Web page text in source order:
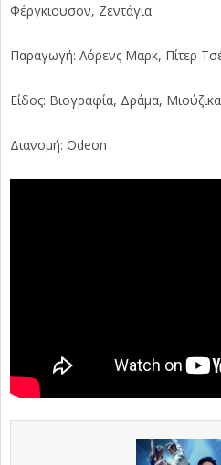
Φέργκιουσον, Ζεντάγια
Παραγωγή: Λόρενς Μαρκ, Πίτερ
Είδος: Βιογραφία, Δράμα,
Διανομή: Odeon